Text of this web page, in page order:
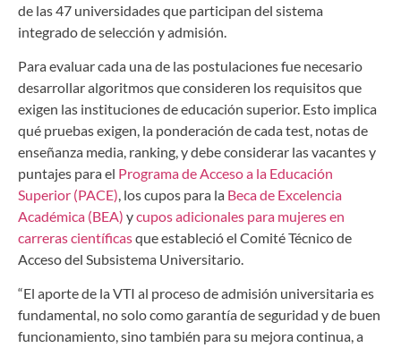
de las 47 universidades que participan del sistema
integrado de selección y admisión.
Para evaluar cada una de las postulaciones fue necesario
desarrollar algoritmos que consideren los requisitos que
exigen las instituciones de educación superior. Esto implica
qué pruebas exigen, la ponderación de cada test, notas de
enseñanza media, ranking, y debe considerar las vacantes y
puntajes para el Programa de Acceso a la Educación
Superior (PACE), los cupos para la Beca de Excelencia
Académica (BEA) ycupos adicionales para mujeres en
carreras científicasque estableció el Comité Técnico de
Acceso del Subsistema Universitario.
“El aporte de la VTI al proceso de admisión universitaria es
fundamental, no solo como garantía de seguridad y de buen
funcionamiento, sino también para su mejora continua, a